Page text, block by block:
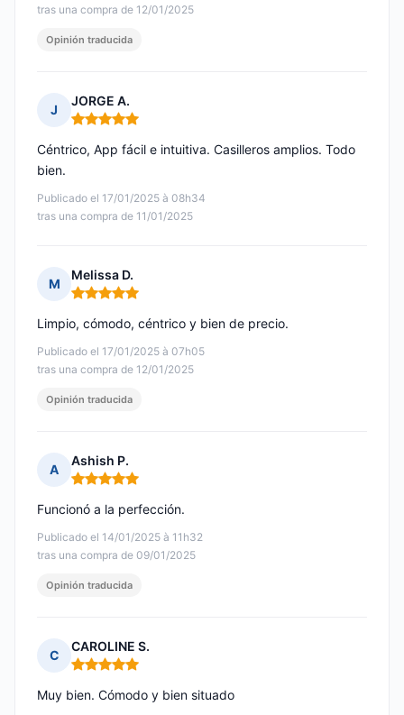
tras una compra de 12/01/2025
Opinión traducida
J
JORGE A.
Nota: 5 de 5
Publicado el 17/01/2025 à 08h34
tras una compra de 11/01/2025
Céntrico, App fácil e intuitiva. Casilleros amplios. Todo
bien.
M
Melissa D.
Nota: 5 de 5
Publicado el 17/01/2025 à 07h05
tras una compra de 12/01/2025
Limpio, cómodo, céntrico y bien de precio.
Opinión traducida
A
Ashish P.
Nota: 5 de 5
Publicado el 14/01/2025 à 11h32
tras una compra de 09/01/2025
Funcionó a la perfección.
Opinión traducida
C
CAROLINE S.
Nota: 5 de 5
Muy bien. Cómodo y bien situado